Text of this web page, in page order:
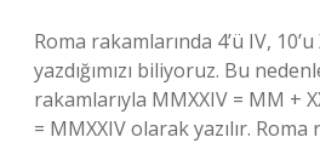
Roma rakamlarında 4’ü IV,
yazdığımızı biliyoruz. Bu
rakamlarıyla MMXXIV = MM +
= MMXXIV olarak yazılır. Roma